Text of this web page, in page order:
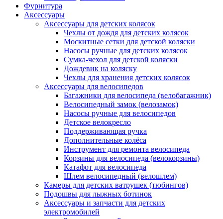
Фурнитура
Аксессуары
Аксессуары для детских колясок
Чехлы от дождя для детских колясок
Москитные сетки для детской коляски
Насосы ручные для детских колясок
Сумка-чехол для детской коляски
Дождевик на коляску
Чехлы для хранения детских колясок
Аксессуары для велосипедов
Багажники для велосипеда (велобагажник)
Велосипедный замок (велозамок)
Насосы ручные для велосипедов
Детское велокресло
Поддерживающая ручка
Дополнительные колёса
Инструмент для ремонта велосипеда
Корзины для велосипеда (велокорзины)
Катафот для велосипеда
Шлем велосипедный (велошлем)
Камеры для детских ватрушек (тюбингов)
Подошвы для лыжных ботинок
Аксессуары и запчасти для детских
электромобилей